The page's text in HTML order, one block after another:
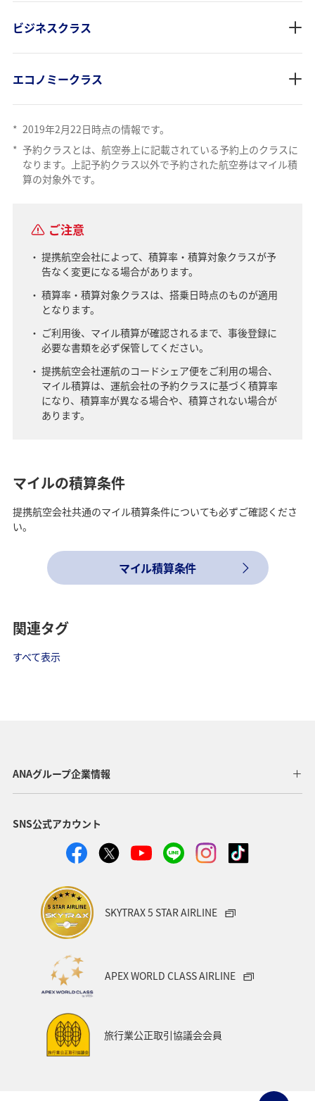
ビジネスクラス
エコノミークラス
* 2019年2月22日時点の情報です。
* 予約クラスとは、航空券上に記載されている予約上のクラスに
なります。上記予約クラス以外で予約された航空券はマイル積
算の対象外です。
ご注意
提携航空会社によって、積算率・積算対象クラスが予
告なく変更になる場合があります。
積算率・積算対象クラスは、搭乗日時点のものが適用
となります。
ご利用後、マイル積算が確認されるまで、事後登録に
必要な書類を必ず保管してください。
提携航空会社運航のコードシェア便をご利用の場合、
マイル積算は、運航会社の予約クラスに基づく積算率
になり、積算率が異なる場合や、積算されない場合が
あります。
マイルの積算条件
提携航空会社共通のマイル積算条件についても必ずご確認くださ
い。
マイル積算条件
関連タグ
すべて表示
ANAグループ企業情報
SNS公式アカウント
SKYTRAX 5 STAR AIRLINE
APEX WORLD CLASS AIRLINE
旅行業公正取引協議会会員